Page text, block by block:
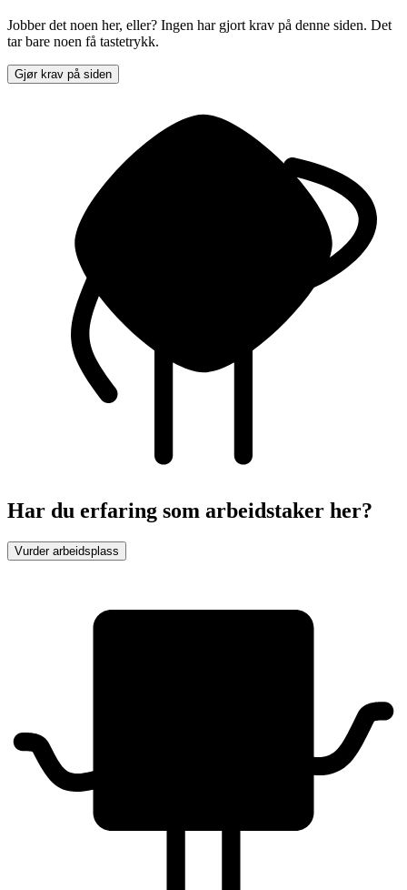
Jobber det noen her, eller? Ingen har gjort krav på denne siden. Det
tar bare noen få tastetrykk.
Gjør krav på siden
Har du erfaring som arbeidstaker her?
Vurder arbeidsplass